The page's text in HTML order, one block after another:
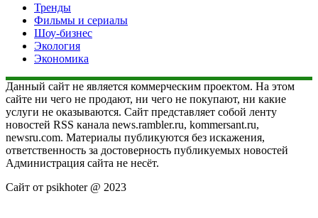
Тренды
Фильмы и сериалы
Шоу-бизнес
Экология
Экономика
Данный сайт не является коммерческим проектом. На этом
сайте ни чего не продают, ни чего не покупают, ни какие
услуги не оказываются. Сайт представляет собой ленту
новостей RSS канала news.rambler.ru, kommersant.ru,
newsru.com. Материалы публикуются без искажения,
ответственность за достоверность публикуемых новостей
Администрация сайта не несёт.
Сайт от psikhoter @ 2023